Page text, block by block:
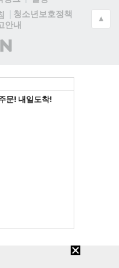
청소년보호정책
안내
▲